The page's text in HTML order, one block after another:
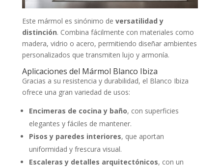
Este mármol es sinónimo de versatilidad y
distinción. Combina fácilmente con materiales como
madera, vidrio o acero, permitiendo diseñar ambientes
personalizados que transmiten lujo y armonía.
Aplicaciones del Mármol Blanco Ibiza
Gracias a su resistencia y durabilidad, el Blanco Ibiza
ofrece una gran variedad de usos:
Encimeras de cocina y baño, con superficies
elegantes y fáciles de mantener.
Pisos y paredes interiores, que aportan
uniformidad y frescura visual.
Escaleras y detalles arquitectónicos, con un